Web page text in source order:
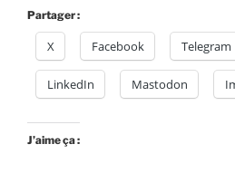
Partager :
X Facebook Telegram
LinkedIn Mastodon
J’aime ça :